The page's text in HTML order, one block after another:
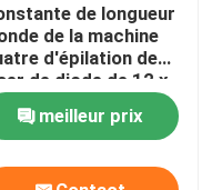
de longueur
de la machine
d'épilation de
de diode de 12 x
35mm pour 808nm à
meilleur prix